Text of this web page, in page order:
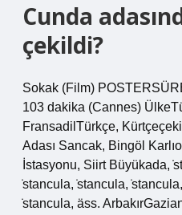
Cunda
çekildi?
Sokak (Film)
103 dakika (Cannes)
FransadilTürkçe,
Adası Sancak, Bingöl
İstasyonu, Siirt Büyükada,
̇stancula, ̇stancula,
̇stancula, äss.